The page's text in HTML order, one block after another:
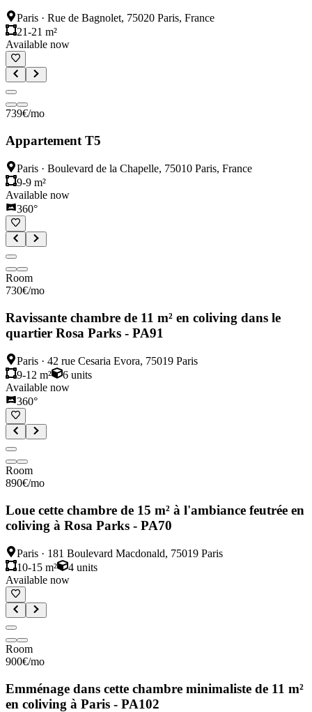
Paris · Rue de Bagnolet, 75020 Paris, France
21-21 m²
Available now
739€/mo
Appartement T5
Paris · Boulevard de la Chapelle, 75010 Paris, France
9-9 m²
Available now
360°
Room
730€/mo
Ravissante chambre de 11 m² en coliving dans le
quartier Rosa Parks - PA91
Paris · 42 rue Cesaria Evora, 75019 Paris
9-12 m²
6 units
Available now
360°
Room
890€/mo
Loue cette chambre de 15 m² à l'ambiance feutrée en
coliving à Rosa Parks - PA70
Paris · 181 Boulevard Macdonald, 75019 Paris
10-15 m²
4 units
Available now
Room
900€/mo
Emménage dans cette chambre minimaliste de 11 m²
en coliving à Paris - PA102